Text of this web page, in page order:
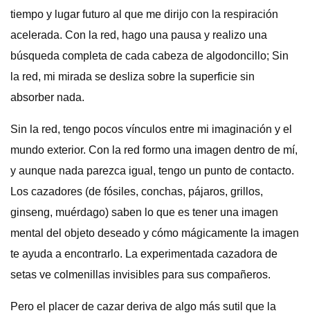
tiempo y lugar futuro al que me dirijo con la respiración
acelerada. Con la red, hago una pausa y realizo una
búsqueda completa de cada cabeza de algodoncillo; Sin
la red, mi mirada se desliza sobre la superficie sin
absorber nada.
Sin la red, tengo pocos vínculos entre mi imaginación y el
mundo exterior. Con la red formo una imagen dentro de mí,
y aunque nada parezca igual, tengo un punto de contacto.
Los cazadores (de fósiles, conchas, pájaros, grillos,
ginseng, muérdago) saben lo que es tener una imagen
mental del objeto deseado y cómo mágicamente la imagen
te ayuda a encontrarlo. La experimentada cazadora de
setas ve colmenillas invisibles para sus compañeros.
Pero el placer de cazar deriva de algo más sutil que la